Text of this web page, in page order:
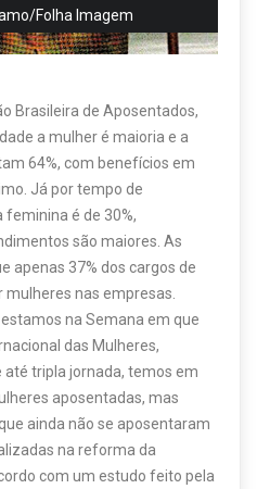
Folha Imagem
Brasileira de Aposentados,
a mulher é maioria e a
64%, com benefícios em
Já por tempo de
feminina é de 30%,
são maiores. As
apenas 37% dos cargos de
nas empresas.
na Semana em que
das Mulheres,
até tripla jornada, temos em
aposentadas, mas
ainda não se aposentaram
na reforma da
com um estudo feito pela